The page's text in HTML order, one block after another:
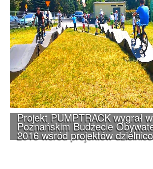
Projekt PUMPTRACK wygrał w
Poznańskim Budżecie
2016 wśród projektów